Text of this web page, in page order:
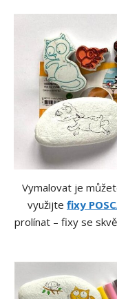
Vymalovat je
využijte fixy
prolínat – fixy se